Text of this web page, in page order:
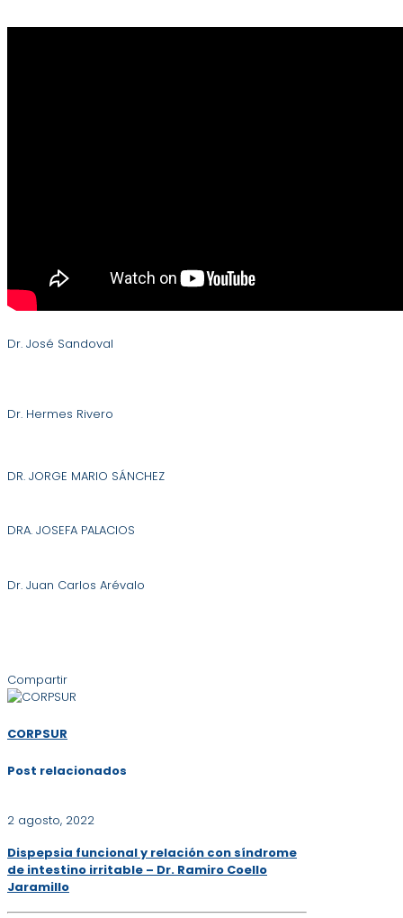
Dr. José Sandoval
Dr. Hermes Rivero
DR. JORGE MARIO SÁNCHEZ
DRA. JOSEFA PALACIOS
Dr. Juan Carlos Arévalo
Compartir
CORPSUR
Post relacionados
2 agosto, 2022
Dispepsia funcional y relación con síndrome
de intestino irritable – Dr. Ramiro Coello
Jaramillo